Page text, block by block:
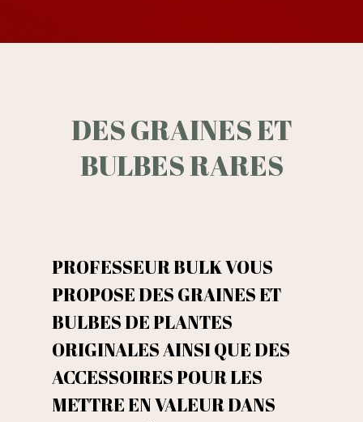
DES GRAINES ET
BULBES RARES
PROFESSEUR BULK VOUS
PROPOSE DES GRAINES ET
BULBES DE PLANTES
ORIGINALES AINSI QUE DES
ACCESSOIRES POUR LES
METTRE EN VALEUR DANS